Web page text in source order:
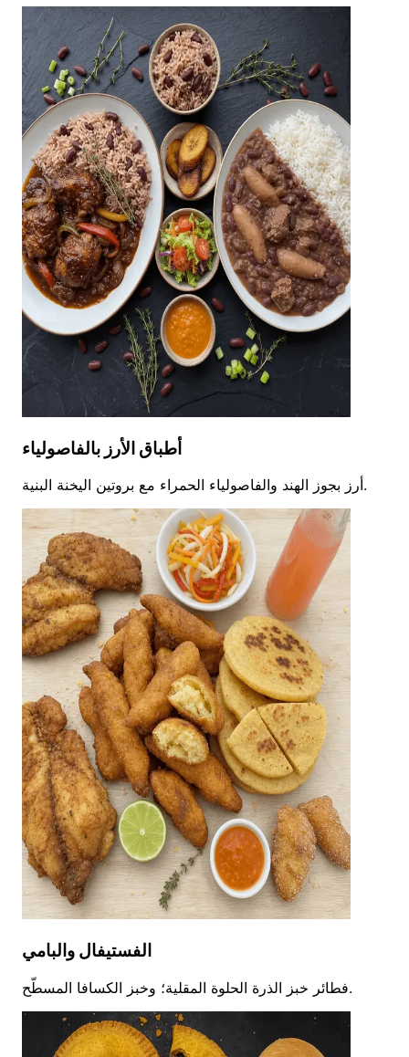
أطباق الأرز بالفاصولياء
أرز بجوز الهند والفاصولياء الحمراء مع بروتين اليخنة البنية.
الفستيفال والبامي
فطائر خبز الذرة الحلوة المقلية؛ وخبز الكسافا المسطّح.